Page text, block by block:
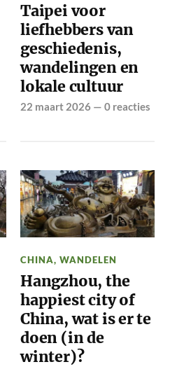
Taipei voor
liefhebbers van
geschiedenis,
wandelingen en
lokale cultuur
22 maart 2026 —0 reacties
CHINA,WANDELEN
Hangzhou, the
happiest city of
China, wat is er te
doen (in de
winter)?